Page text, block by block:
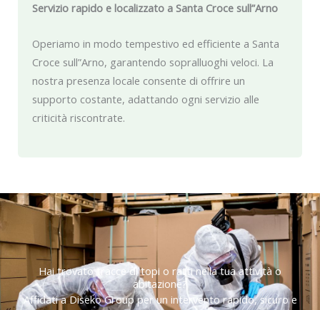
Servizio rapido e localizzato a Santa Croce sull”Arno
Operiamo in modo tempestivo ed efficiente a Santa
Croce sull”Arno, garantendo sopralluoghi veloci. La
nostra presenza locale consente di offrire un
supporto costante, adattando ogni servizio alle
criticità riscontrate.
Hai trovato tracce di topi o ratti nella tua attività o
abitazione?
Affidati a Diseko Group per un intervento rapido, sicuro e